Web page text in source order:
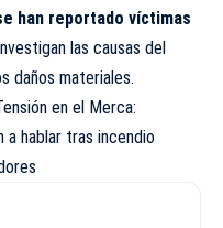
han reportado víctimas
las causas del
daños materiales.
en el Merca:
a hablar tras incendio